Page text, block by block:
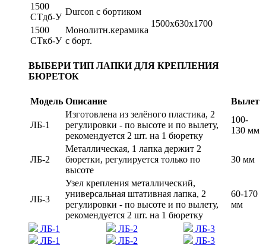
1500
СТдб-У
Durcon с бортиком
1500х630х1700
1500
СТкб-У
Монолитн.керамика
с борт.
ВЫБЕРИ ТИП ЛАПКИ ДЛЯ КРЕПЛЕНИЯ
БЮРЕТОК
Модель Описание Вылет
ЛБ-1
Изготовлена из зелёного пластика, 2
регулировки - по высоте и по вылету,
рекомендуется 2 шт. на 1 бюретку
100-
130 мм
ЛБ-2
Металлическая, 1 лапка держит 2
бюретки, регулируется только по
высоте
30 мм
ЛБ-3
Узел крепления металлический,
универсальная штативная лапка, 2
регулировки - по высоте и по вылету,
рекомендуется 2 шт. на 1 бюретку
60-170
мм
ЛБ-1 ЛБ-2
ЛБ-3
ЛБ-1
ЛБ-2 ЛБ-3